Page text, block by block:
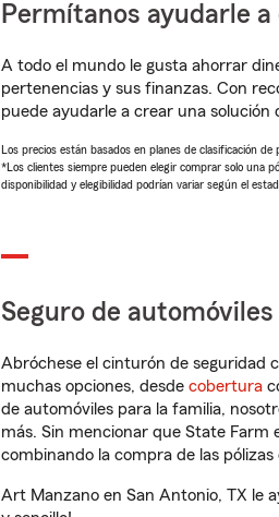
Permítanos ayudarle
A todo el mundo le gusta ahorrar
pertenencias y sus finanzas. Con
puede ayudarle a crear una solución
Los precios están basados en planes de clasificación
*Los clientes siempre pueden elegir comprar solo una
disponibilidad y elegibilidad podrían variar según el
Seguro de automóviles
Abróchese el cinturón de seguridad
muchas opciones, desde cobertura
de automóviles para la familia,
más. Sin mencionar que State Farm
combinando la compra de las
Art Manzano en San Antonio, TX le